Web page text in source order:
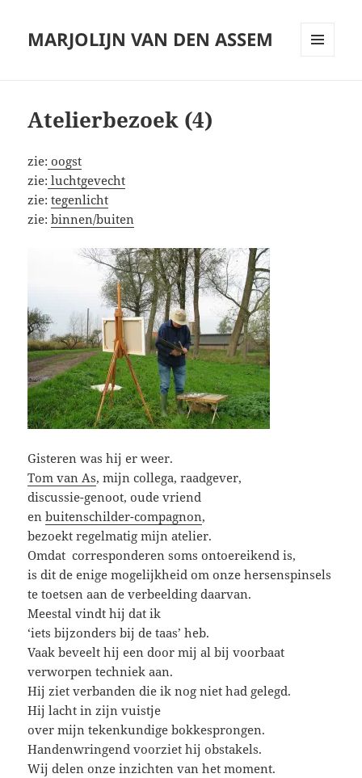
MARJOLIJN VAN DEN ASSEM
Atelierbezoek (4)
zie: oogst
zie: luchtgevecht
zie:tegenlicht
zie:binnen/buiten
Gisteren was hij er weer.
Tom van As, mijn collega, raadgever,
discussie-genoot, oude vriend
enbuitenschilder-compagnon,
bezoekt regelmatig mijn atelier.
Omdat corresponderen soms ontoereikend is,
is dit de enige mogelijkheid om onze hersenspinsels
te toetsen aan de verbeelding daarvan.
Meestal vindt hij dat ik
‘iets bijzonders bij de taas’ heb.
Vaak beveelt hij een door mij al bij voorbaat
verworpen techniek aan.
Hij ziet verbanden die ik nog niet had gelegd.
Hij lacht in zijn vuistje
over mijn tekenkundige bokkesprongen.
Handenwringend voorziet hij obstakels.
Wij delen onze inzichten van het moment.